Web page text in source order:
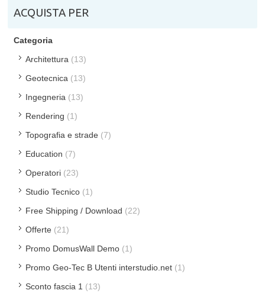
ACQUISTA PER
Categoria
Architettura (13)
Geotecnica (13)
Ingegneria (13)
Rendering (1)
Topografia e strade (7)
Education (7)
Operatori (23)
Studio Tecnico (1)
Free Shipping / Download (22)
Offerte (21)
Promo DomusWall Demo (1)
Promo Geo-Tec B Utenti interstudio.net (1)
Sconto fascia 1 (13)